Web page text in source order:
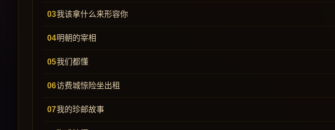
我该拿什么来形容你
明朝的宰相
我们都懂
访费城惊险坐出租
我的珍邮故事